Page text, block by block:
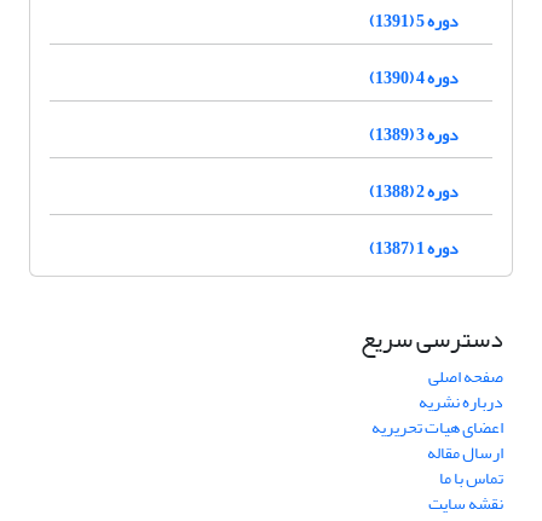
دوره 5 (1391)
دوره 4 (1390)
دوره 3 (1389)
دوره 2 (1388)
دوره 1 (1387)
دسترسی سریع
صفحه اصلی
درباره نشریه
اعضای هیات تحریریه
ارسال مقاله
تماس با ما
نقشه سایت